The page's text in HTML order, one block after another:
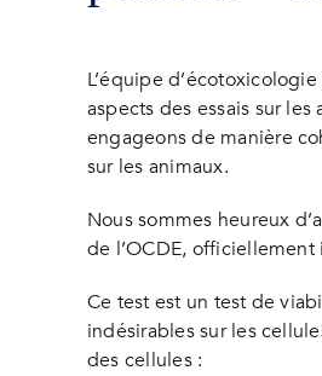
L’équipe
aspects des essais sur
engageons de manière
sur les animaux.
Nous sommes heureux
de l’OCDE,
Ce test est un test de
indésirables sur les
des cellules :